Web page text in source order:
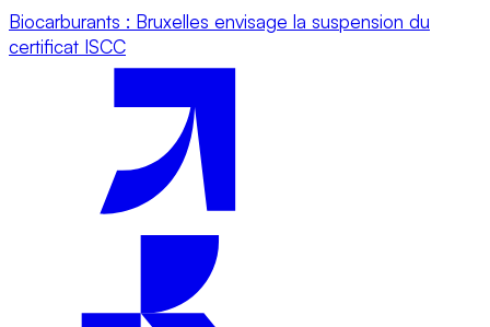
Biocarburants : Bruxelles envisage la suspension du
certificat ISCC